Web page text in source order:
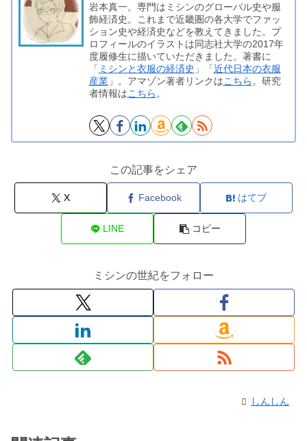
岩本真一。専門はミシンのグローバル史や服
飾経済史。これまで近畿圏の各大学でファッ
ション史や経済史などを教えてきました。プ
ロフィールのイラストは同志社大学の2017年
度履修生に描いていただきました。著書に
「 ミシンと衣服の経済史 」「 近代日本の衣服
産業」。アマゾン著者リンクはこちら 。研究
者情報はこちら 。
この記事をシェア
X Facebook はてブ
LINE コピー
ミシンの世紀をフォロー
しんしん